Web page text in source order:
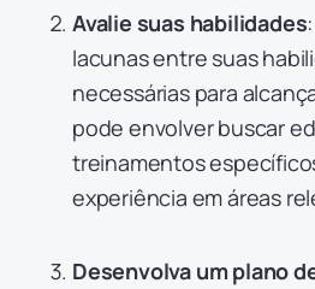
Avalie suas habilidades
lacunas entre suas
necessárias para
pode envolver buscar
treinamentos
experiência em áreas
Desenvolva um plano